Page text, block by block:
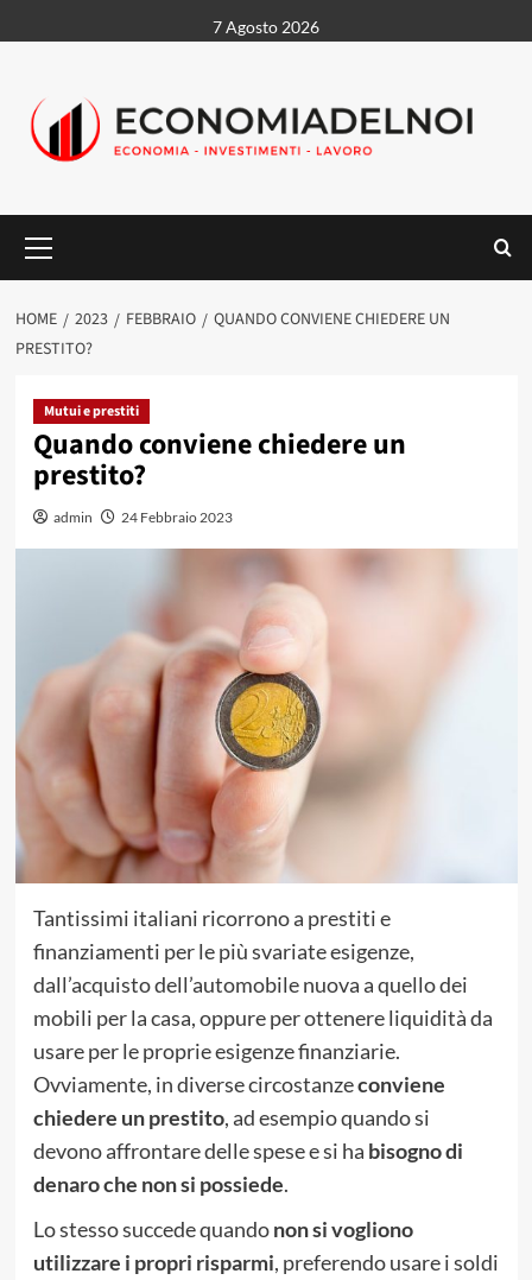
al
7 Agosto 2026
principale
HOME 2023 FEBBRAIO
QUANDO CONVIENE CHIEDERE UN
PRESTITO?
Mutui e prestiti
Quando conviene chiedere un
prestito?
admin 24 Febbraio 2023
Tantissimi italiani ricorrono a prestiti e
finanziamenti per le più svariate esigenze,
dall’acquisto dell’automobile nuova a quello dei
mobili per la casa, oppure per ottenere liquidità da
usare per le proprie esigenze finanziarie.
Ovviamente, in diverse circostanzeconviene
chiedere un prestito, ad esempio quando si
devono affrontare delle spese e si ha bisogno di
denaro che non si possiede.
Lo stesso succede quandonon si vogliono
utilizzare i propri risparmi, preferendo usare i soldi